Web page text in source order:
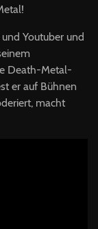
Youtuber und
Death-Metal-
er auf Bühnen
macht